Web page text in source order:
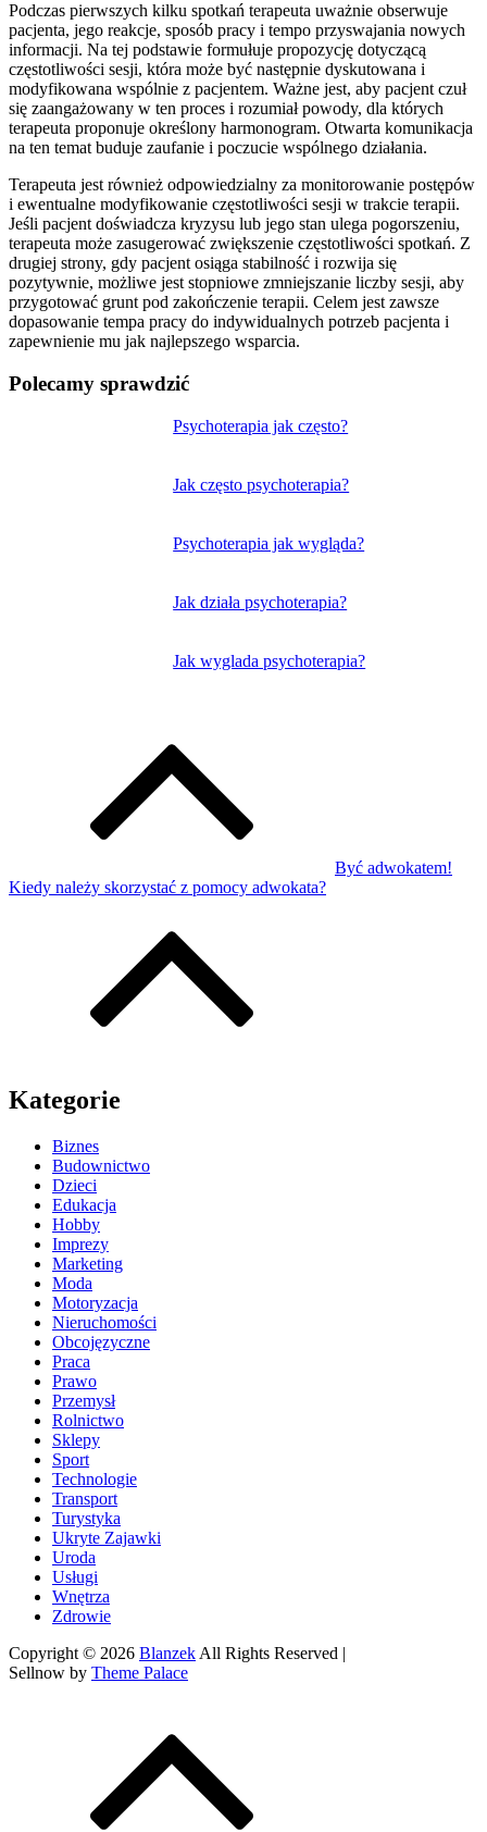
Podczas pierwszych kilku spotkań terapeuta uważnie obserwuje
pacjenta, jego reakcje, sposób pracy i tempo przyswajania nowych
informacji. Na tej podstawie formułuje propozycję dotyczącą
częstotliwości sesji, która może być następnie dyskutowana i
modyfikowana wspólnie z pacjentem. Ważne jest, aby pacjent czuł
się zaangażowany w ten proces i rozumiał powody, dla których
terapeuta proponuje określony harmonogram. Otwarta komunikacja
na ten temat buduje zaufanie i poczucie wspólnego działania.
Terapeuta jest również odpowiedzialny za monitorowanie postępów
i ewentualne modyfikowanie częstotliwości sesji w trakcie terapii.
Jeśli pacjent doświadcza kryzysu lub jego stan ulega pogorszeniu,
terapeuta może zasugerować zwiększenie częstotliwości spotkań. Z
drugiej strony, gdy pacjent osiąga stabilność i rozwija się
pozytywnie, możliwe jest stopniowe zmniejszanie liczby sesji, aby
przygotować grunt pod zakończenie terapii. Celem jest zawsze
dopasowanie tempa pracy do indywidualnych potrzeb pacjenta i
zapewnienie mu jak najlepszego wsparcia.
Polecamy sprawdzić
Psychoterapia jak często?
Jak często psychoterapia?
Psychoterapia jak wygląda?
Jak działa psychoterapia?
Jak wyglada psychoterapia?
Być adwokatem!
Kiedy należy skorzystać z pomocy adwokata?
Kategorie
Biznes
Budownictwo
Dzieci
Edukacja
Hobby
Imprezy
Marketing
Moda
Motoryzacja
Nieruchomości
Obcojęzyczne
Praca
Prawo
Przemysł
Rolnictwo
Sklepy
Sport
Technologie
Transport
Turystyka
Ukryte Zajawki
Uroda
Usługi
Wnętrza
Zdrowie
Copyright © 2026 Blanzek All Rights Reserved |
Sellnow by Theme Palace